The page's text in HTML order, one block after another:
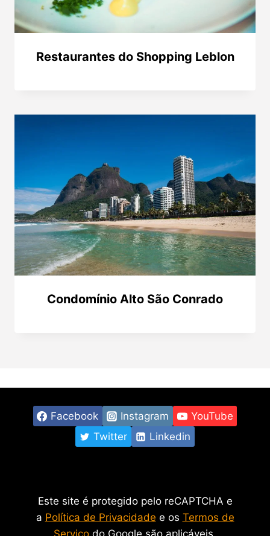
Restaurantes do Shopping Leblon
Condomínio Alto São Conrado
Facebook Instagram
YouTube
Twitter
Linkedin
Este site é protegido pelo reCAPTCHA e
a Política de Privacidade e os Termos de